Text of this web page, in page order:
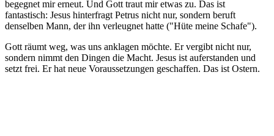
begegnet mir erneut. Und Gott traut mir etwas zu. Das ist
fantastisch: Jesus hinterfragt Petrus nicht nur, sondern beruft
denselben Mann, der ihn verleugnet hatte ("Hüte meine Schafe").
Gott räumt weg, was uns anklagen möchte. Er vergibt nicht nur,
sondern nimmt den Dingen die Macht. Jesus ist auferstanden und
setzt frei. Er hat neue Voraussetzungen geschaffen. Das ist Ostern.